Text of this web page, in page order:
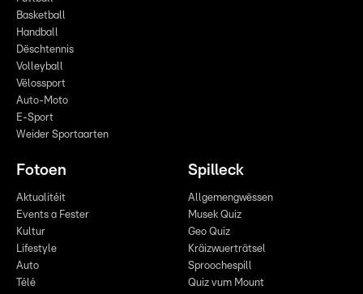
Basketball
Handball
Dëschtennis
Volleyball
Vëlossport
Auto-Moto
E-Sport
Weider Sportaarten
Fotoen
Aktualitéit
Events a Fester
Kultur
Lifestyle
Auto
Télé
Spilleck
Allgemengwëssen
Musek Quiz
Geo Quiz
Kräizwuerträtsel
Sproochespill
Quiz vum Mount